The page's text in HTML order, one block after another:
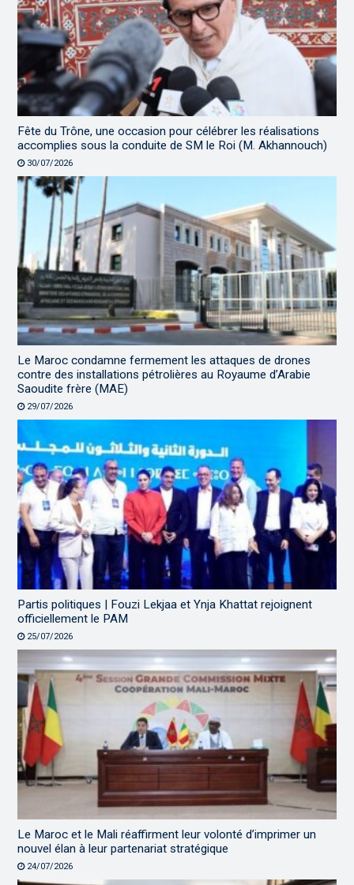
Fête du Trône, une occasion pour célébrer les réalisations
accomplies sous la conduite de SM le Roi (M. Akhannouch)
30/07/2026
Le Maroc condamne fermement les attaques de drones
contre des installations pétrolières au Royaume d’Arabie
Saoudite frère (MAE)
29/07/2026
Partis politiques | Fouzi Lekjaa et Ynja Khattat rejoignent
officiellement le PAM
25/07/2026
Le Maroc et le Mali réaffirment leur volonté d’imprimer un
nouvel élan à leur partenariat stratégique
24/07/2026